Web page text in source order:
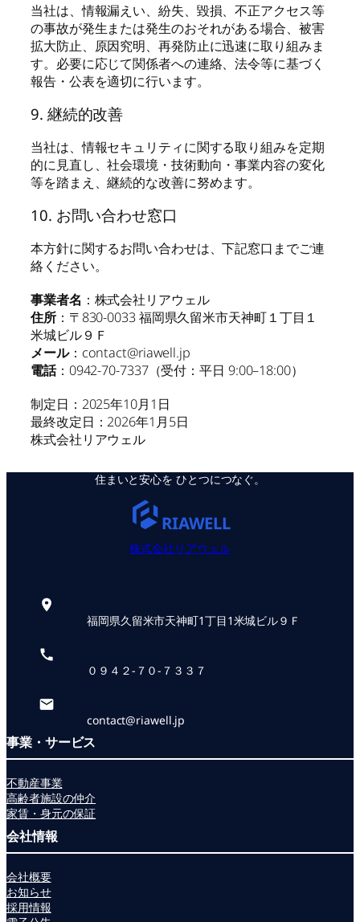
当社は、情報漏えい、紛失、毀損、不正アクセス等
の事故が発生または発生のおそれがある場合、被害
拡大防止、原因究明、再発防止に迅速に取り組みま
す。必要に応じて関係者への連絡、法令等に基づく
報告・公表を適切に行います。
9. 継続的改善
当社は、情報セキュリティに関する取り組みを定期
的に見直し、社会環境・技術動向・事業内容の変化
等を踏まえ、継続的な改善に努めます。
10. お問い合わせ窓口
本方針に関するお問い合わせは、下記窓口までご連
絡ください。
事業者名 ：株式会社リアウェル
住所：〒830-0033 福岡県久留米市天神町１丁目１
米城ビル９Ｆ
メール： contact@riawell.jp
電話：0942-70-7337（受付：平日 9:00–18:00）
制定日：2025年10月1日
最終改定日：2026年1月5日
株式会社リアウェル
住まいと安心を ひとつにつなぐ。
RIAWELL
株式会社リアウェル
福岡県久留米市天神町1丁目1米城ビル９Ｆ
０９４２-７０-７３３７
contact@riawell.jp
事業・サービス
不動産事業
高齢者施設の仲介
家賃・身元の保証
会社情報
会社概要
お知らせ
採用情報